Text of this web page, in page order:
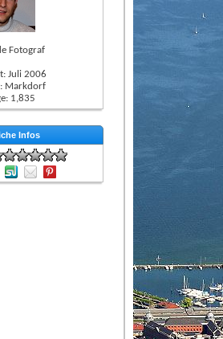
Fotograf
Juli 2006
Markdorf
1,835
Infos